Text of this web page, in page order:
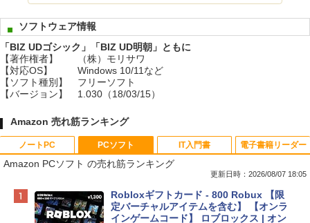
ソフトウェア情報
「BIZ UDゴシック」「BIZ UD明朝」ともに
【著作権者】
（株）モリサワ
【対応OS】
Windows 10/11など
【ソフト種別】
フリーソフト
【バージョン】
1.030（18/03/15）
Amazon 売れ筋ランキング
ノートPC
Apple 2026 MacBook Neo A18 Proチッ
プ搭載13インチノートブック：AIとAppl
e Intelligence、Liquid Retinaディスプ
PCソフト
Amazon PCソフト の売れ筋ランキング
更新日時：2026/08/07 18:05
Robloxギフトカード - 800 Robux 【限
定バーチャルアイテムを含む】 【オンラ
インゲームコード】 ロブロックス | オン
IT入門書 電子書籍リーダー